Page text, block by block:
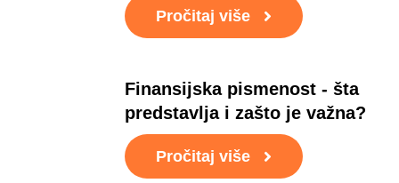
Pročitaj više
Finansijska pismenost - šta
predstavlja i zašto je važna?
Pročitaj više